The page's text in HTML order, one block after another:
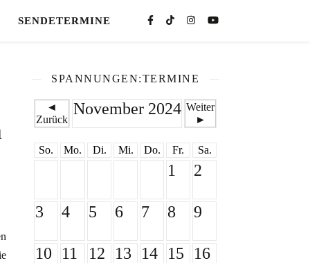
SENDETERMINE
SPANNUNGEN:TERMINE
◄
Zurück
November 2024 Weiter
►
So. Mo. Di. Mi. Do. Fr. Sa.
1 2
3 4 5 6 7 8 9
10 11 12 13 14 15 16